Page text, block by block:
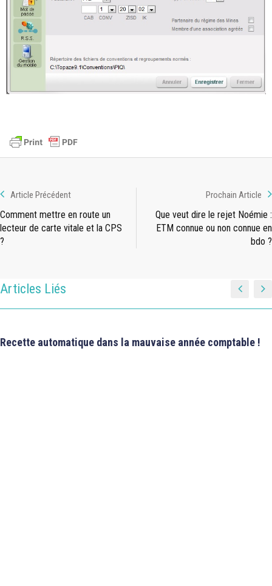
Article Précédent
Comment mettre en route un
lecteur de carte vitale et la CPS
?
Prochain Article
Que veut dire le rejet Noémie :
ETM connue ou non connue en
bdo ?
Articles Liés
Recette automatique dans la mauvaise année comptable !